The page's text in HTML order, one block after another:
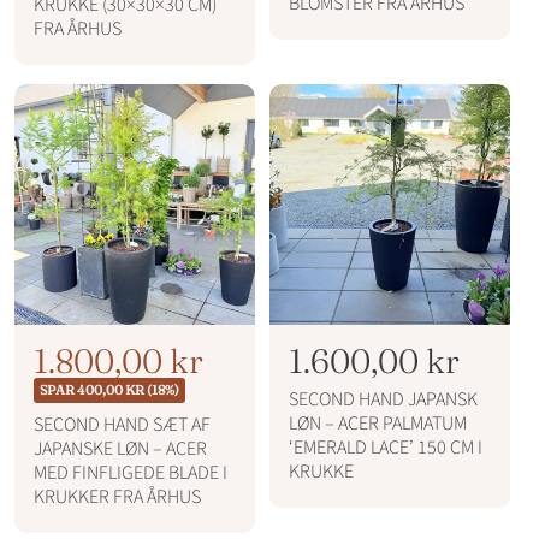
p
i
s
d
p
r
i
s
FRA ÅRHUS
r
i
s
N
o
r
m
a
l
T
i
l
b
u
1.800,00 kr
SPAR 400,00 KR (18%)
SECOND HAND SÆT AF
JAPANSKE LØN – ACER
MED FINFLIGEDE BLADE I
KRUKKER FRA ÅRHUS
N
o
r
m
1.600,00 kr
SECOND HAND JAPANSK
LØN – ACER PALMATUM
‘EMERALD LACE’ 150 CM I
KRUKKE